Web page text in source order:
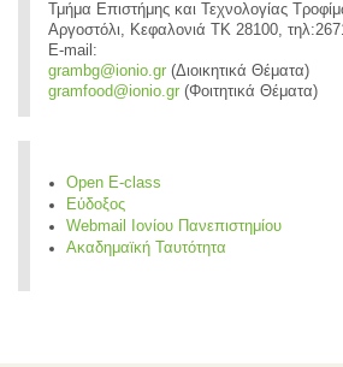
Τμήμα Επιστήμης και Τεχνολογίας
Αργοστόλι, Κεφαλονιά ΤΚ 28100,
E-mail:
grambg@ionio.gr (Διοικητικά Θέματα)
gramfood@ionio.gr (Φοιτητικά Θέματα)
Open E-class
Εύδοξος
Webmail Ιονίου Πανεπιστημίου
Ακαδημαϊκή Ταυτότητα